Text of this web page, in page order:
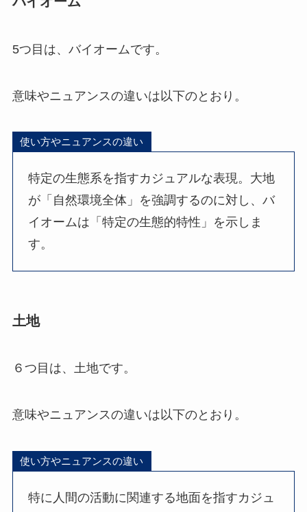
5つ目は、バイオームです。
意味やニュアンスの違いは以下のとおり。
使い方やニュアンスの違い
特定の生態系を指すカジュアルな表現。大地
が「自然環境全体」を強調するのに対し、バ
イオームは「特定の生態的特性」を示しま
す。
土地
６つ目は、土地です。
意味やニュアンスの違いは以下のとおり。
使い方やニュアンスの違い
特に人間の活動に関連する地面を指すカジュ